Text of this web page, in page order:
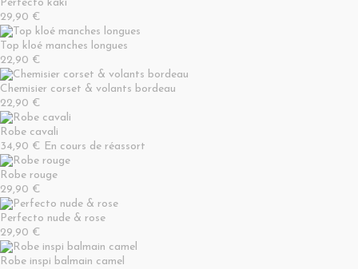
Perfecto kaki
29,90 €
Top kloé manches longues
22,90 €
Chemisier corset & volants bordeau
22,90 €
Robe cavali
34,90 € En cours de réassort
Robe rouge
29,90 €
Perfecto nude & rose
29,90 €
Robe inspi balmain camel